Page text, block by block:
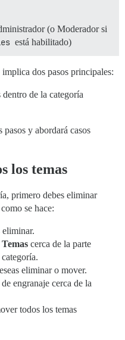
(o Moderador si
está habilitado)
dos pasos principales:
de la categoría
pasos y abordará casos
los temas
primero debes eliminar
se hace:
eliminar.
Temas cerca de la parte
eliminar o mover.
engranaje cerca de la
todos los temas